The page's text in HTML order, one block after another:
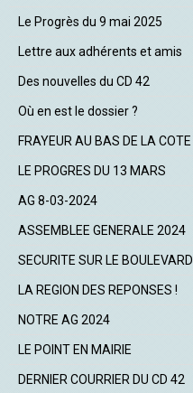
Le Progrès du 9 mai 2025
Lettre aux adhérents et amis
Des nouvelles du CD 42
Où en est le dossier ?
FRAYEUR AU BAS DE LA COTE
LE PROGRES DU 13 MARS
AG 8-03-2024
ASSEMBLEE GENERALE 2024
SECURITE SUR LE BOULEVARD
LA REGION DES REPONSES !
NOTRE AG 2024
LE POINT EN MAIRIE
DERNIER COURRIER DU CD 42